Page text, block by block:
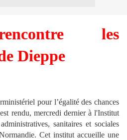
les
Dieppe
pour l’égalité des chances
rendu, mercredi dernier à l'Institut
sanitaires et sociales
Cet institut accueille une